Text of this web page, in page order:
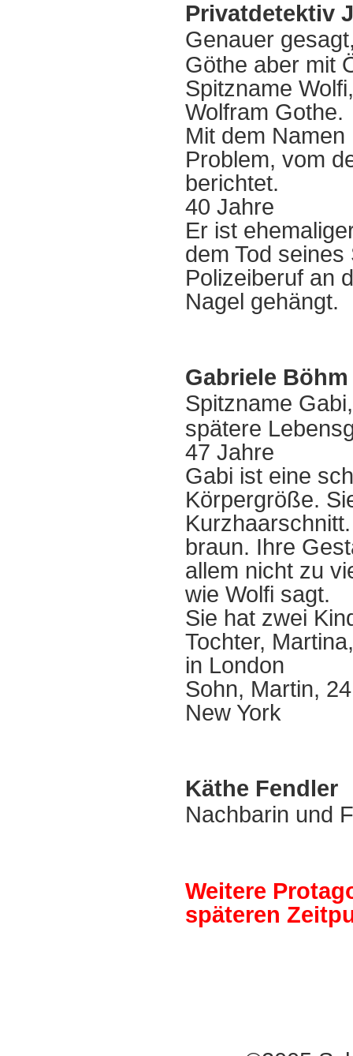
Privatdetektiv
Genauer
Göthe aber mit
Spitzname
Wolfram Gothe.
Mit dem
Problem, vom
berichtet.
40 Jahre
Er ist
dem Tod
Polizeiberuf an
Nagel gehängt.
Gabriele Böhm
Spitzname
spätere
47 Jahre
Gabi ist eine
Körpergröße.
braun. Ihre
allem nicht zu
wie Wolfi sagt.
Sie hat zwei
Tochter,
in London
Sohn, Martin,
New York
Käthe Fendler
Nachbarin und
Weitere
späteren